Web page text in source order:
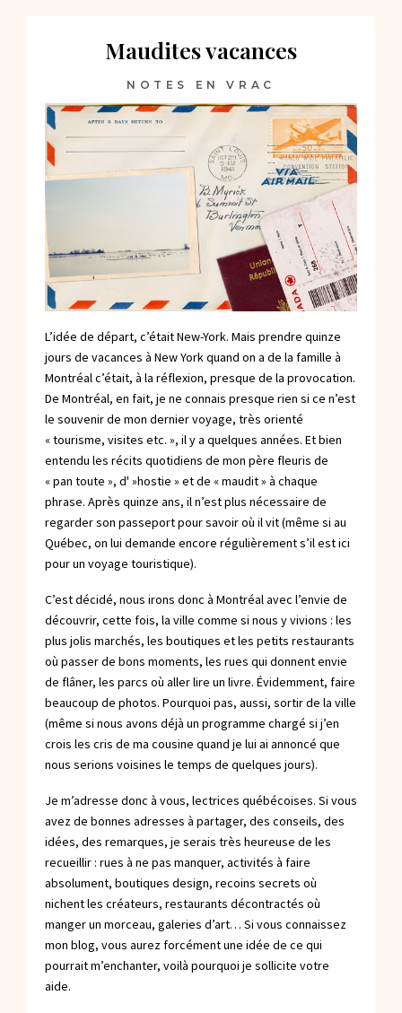
Maudites vacances
NOTES EN VRAC
L’idée de départ, c’était New-York. Mais prendre quinze
jours de vacances à New York quand on a de la famille à
Montréal c’était, à la réflexion, presque de la provocation.
De Montréal, en fait, je ne connais presque rien si ce n’est
le souvenir de mon dernier voyage, très orienté
« tourisme, visites etc. », il y a quelques années. Et bien
entendu les récits quotidiens de mon père fleuris de
« pan toute », d' »hostie » et de « maudit » à chaque
phrase. Après quinze ans, il n’est plus nécessaire de
regarder son passeport pour savoir où il vit (même si au
Québec, on lui demande encore régulièrement s’il est ici
pour un voyage touristique).
C’est décidé, nous irons donc à Montréal avec l’envie de
découvrir, cette fois, la ville comme si nous y vivions : les
plus jolis marchés, les boutiques et les petits restaurants
où passer de bons moments, les rues qui donnent envie
de flâner, les parcs où aller lire un livre. Évidemment, faire
beaucoup de photos. Pourquoi pas, aussi, sortir de la ville
(même si nous avons déjà un programme chargé si j’en
crois les cris de ma cousine quand je lui ai annoncé que
nous serions voisines le temps de quelques jours).
Je m’adresse donc à vous, lectrices québécoises. Si vous
avez de bonnes adresses à partager, des conseils, des
idées, des remarques, je serais très heureuse de les
recueillir : rues à ne pas manquer, activités à faire
absolument, boutiques design, recoins secrets où
nichent les créateurs, restaurants décontractés où
manger un morceau, galeries d’art… Si vous connaissez
mon blog, vous aurez forcément une idée de ce qui
pourrait m’enchanter, voilà pourquoi je sollicite votre
aide.